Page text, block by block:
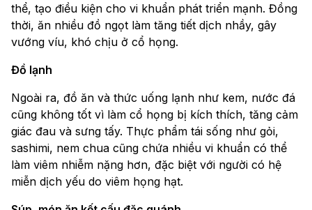
thể, tạo điều kiện cho vi khuẩn phát triển mạnh. Đồng
thời, ăn nhiều đồ ngọt làm tăng tiết dịch nhầy, gây
vướng víu, khó chịu ở cổ họng.
Đồ lạnh
Ngoài ra, đồ ăn và thức uống lạnh như kem, nước đá
cũng không tốt vì làm cổ họng bị kích thích, tăng cảm
giác đau và sưng tấy. Thực phẩm tái sống như gỏi,
sashimi, nem chua cũng chứa nhiều vi khuẩn có thể
làm viêm nhiễm nặng hơn, đặc biệt với người có hệ
miễn dịch yếu do viêm họng hạt.